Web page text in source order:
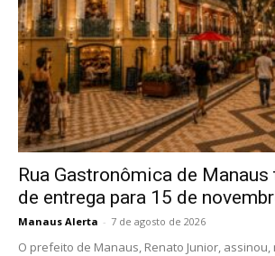
Rua Gastronômica de
de entrega para 15 de
Manaus Alerta - 7 de agosto de 2026
O prefeito de Manaus, Renato Junior, assinou,